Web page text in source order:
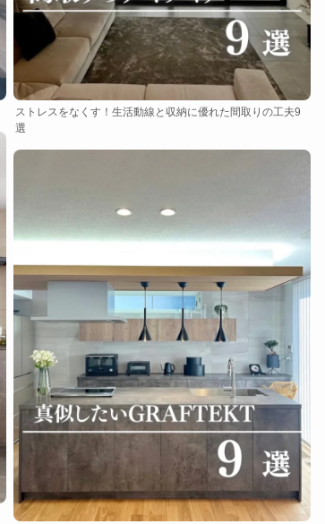
ストレスをなくす！生活動線と収納に優れた間取りの工夫9
選